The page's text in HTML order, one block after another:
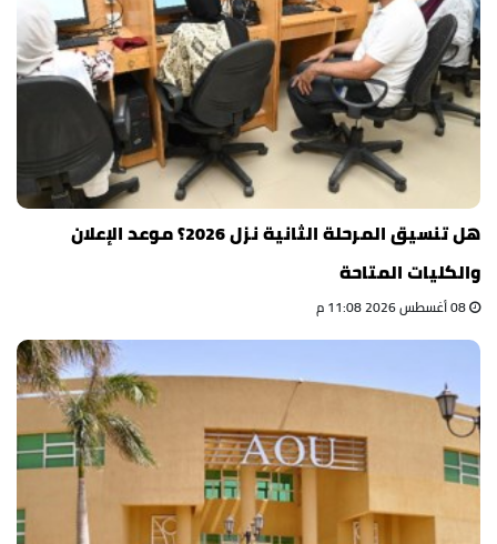
هل تنسيق المرحلة الثانية نزل 2026؟ موعد الإعلان
والكليات المتاحة